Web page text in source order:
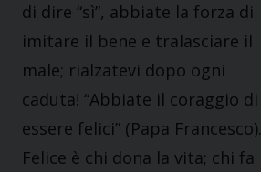
di dire “sì”, abbiate la forza di
imitare il bene e tralasciare il
male; rialzatevi dopo ogni
caduta! “Abbiate il coraggio di
essere felici” (Papa Francesco).
Felice è chi dona la vita; chi fa